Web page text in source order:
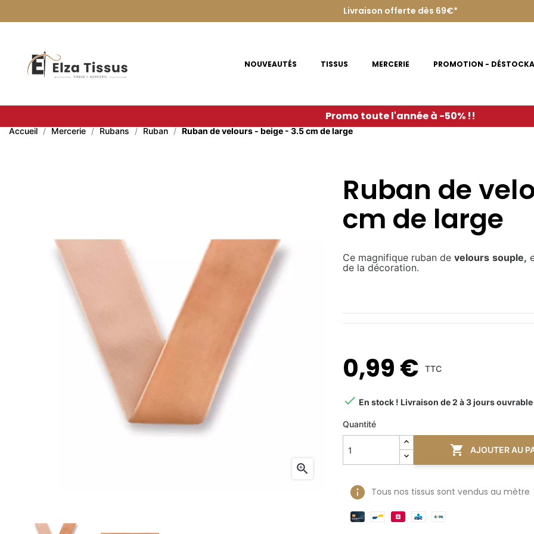
Livraison offerte dès 69€*
NOUVEAUTÉS TISSUS MERCERIE PROMOTION -
Promo toute l'année à -50% !!
Accueil Mercerie Rubans Ruban Ruban de velours - beige - 3.5 cm de large

Ruban de
cm de large
Ce magnifique ruban de velours souple,
de la décoration.
0,99 € TTC
 En stock ! Livraison de 2 à 3 jours ouvrable
Quantité
 AJOUTER AU
Tous nos tissus sont vendus au mètre